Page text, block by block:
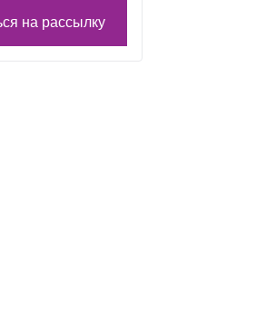
Português
на рассылку